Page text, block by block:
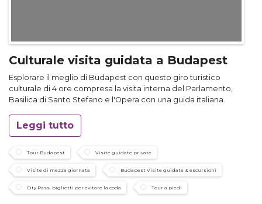
Culturale visita guidata a Budapest
Esplorare il meglio di Budapest con questo giro turistico
culturale di 4 ore compresa la visita interna del Parlamento,
Basilica di Santo Stefano e l'Opera con una guida italiana.
Leggi tutto
Tour Budapest Visite guidate private
Visite di mezza giornata Budapest Visite guidate & escursioni
City Pass, biglietti per evitare la coda Tour a piedi